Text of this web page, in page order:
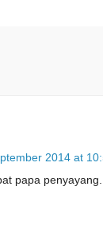
2014 at
papa penyayang..